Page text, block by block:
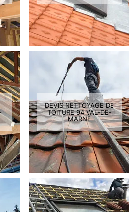
DEVIS NETTOYAGE DE
TOITURE 94 VAL-DE-
MARNE